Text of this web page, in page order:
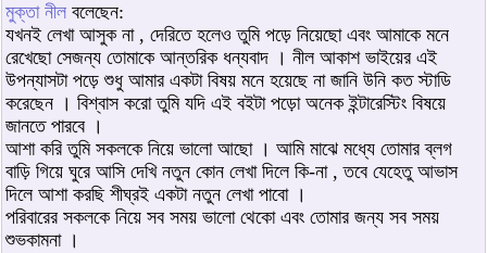
মুক্তা নীল বলেছেন:
যখনই লেখা আসুক না , দেরিতে হলেও তুমি পড়ে নিয়েছো এবং আমাকে মনে
রেখেছো সেজন্য তোমাকে আন্তরিক ধন্যবাদ । নীল আকাশ ভাইয়ের এই
উপন্যাসটা পড়ে শুধু আমার একটা বিষয় মনে হয়েছে না জানি উনি কত স্টাডি
করেছেন । বিশ্বাস করো তুমি যদি এই বইটা পড়ো অনেক ইন্টারেস্টিং বিষয়ে
জানতে পারবে ।
আশা করি তুমি সকলকে নিয়ে ভালো আছো । আমি মাঝে মধ্যে তোমার ব্লগ
বাড়ি গিয়ে ঘুরে আসি দেখি নতুন কোন লেখা দিলে কি-না , তবে যেহেতু আভাস
দিলে আশা করছি শীঘ্রই একটা নতুন লেখা পাবো ।
পরিবারের সকলকে নিয়ে সব সময় ভালো থেকো এবং তোমার জন্য সব সময়
শুভকামনা ।